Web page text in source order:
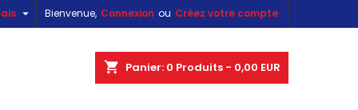
Bienvenue, Connexion ou Créez votre compte

shopping_cart Panier: 0 Produits - 0,00 EUR